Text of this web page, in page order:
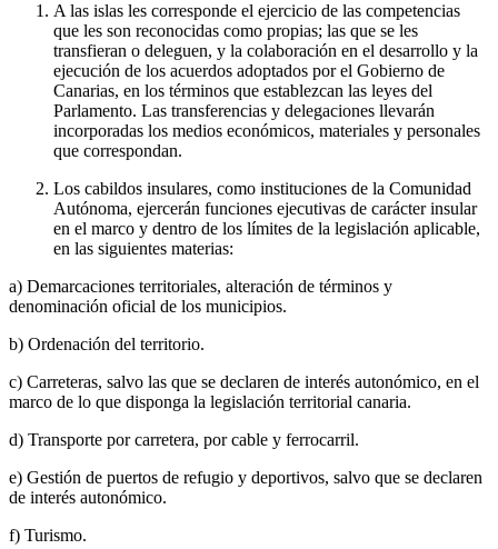
A las islas les corresponde el ejercicio de las competencias
que les son reconocidas como propias; las que se les
transfieran o deleguen, y la colaboración en el desarrollo y la
ejecución de los acuerdos adoptados por el Gobierno de
Canarias, en los términos que establezcan las leyes del
Parlamento. Las transferencias y delegaciones llevarán
incorporadas los medios económicos, materiales y personales
que correspondan.
Los cabildos insulares, como instituciones de la Comunidad
Autónoma, ejercerán funciones ejecutivas de carácter insular
en el marco y dentro de los límites de la legislación aplicable,
en las siguientes materias:
a) Demarcaciones territoriales, alteración de términos y
denominación oficial de los municipios.
b) Ordenación del territorio.
c) Carreteras, salvo las que se declaren de interés autonómico, en el
marco de lo que disponga la legislación territorial canaria.
d) Transporte por carretera, por cable y ferrocarril.
e) Gestión de puertos de refugio y deportivos, salvo que se declaren
de interés autonómico.
f) Turismo.